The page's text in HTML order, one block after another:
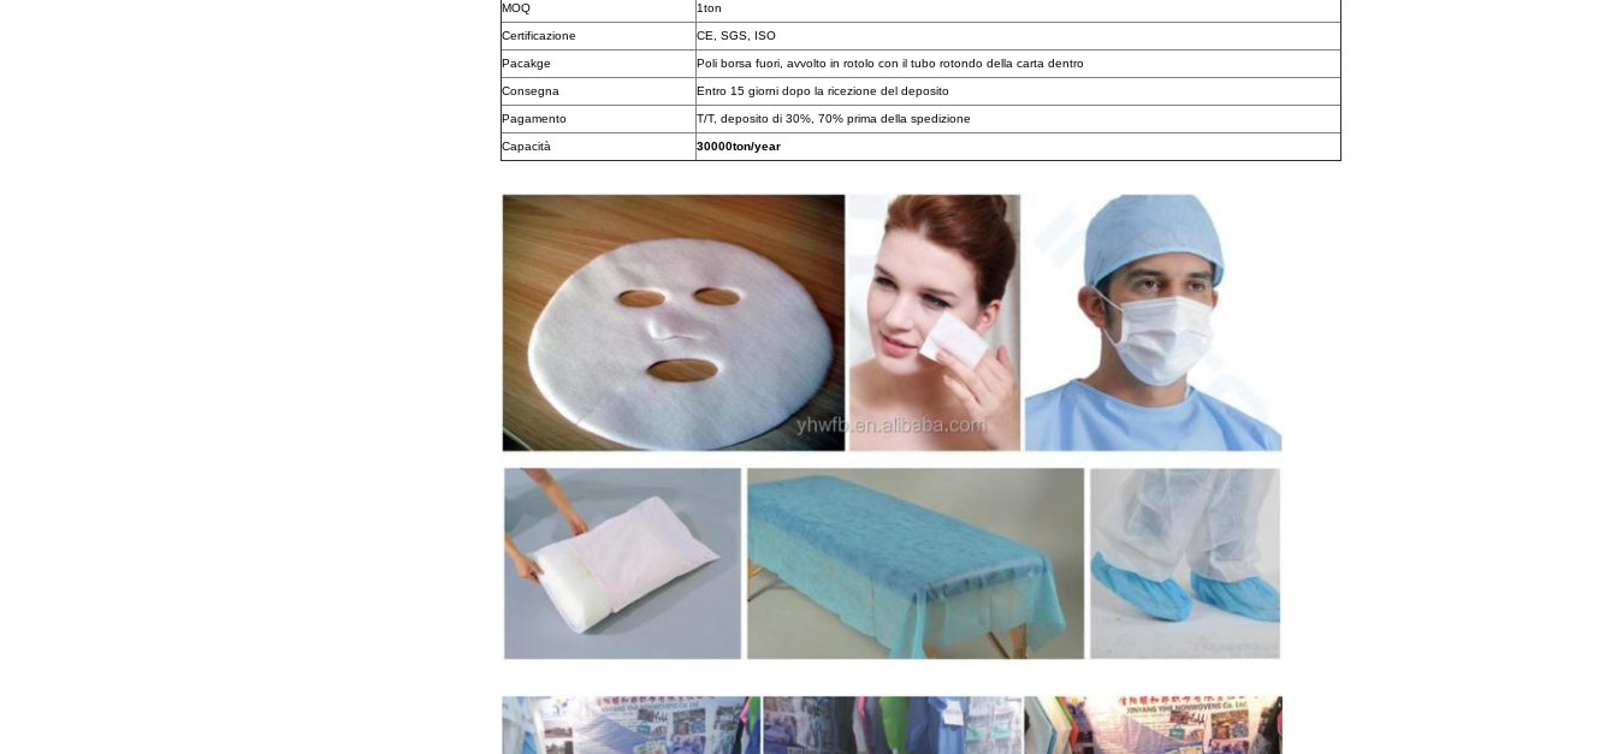
MOQ 1ton
Certificazione CE, SGS, ISO
Pacakge Poli borsa fuori, avvolto in rotolo con il tubo rotondo della carta dentro
Consegna Entro 15 giorni dopo la ricezione del deposito
Pagamento T/T, deposito di 30%, 70% prima della spedizione
Capacità 30000ton/year